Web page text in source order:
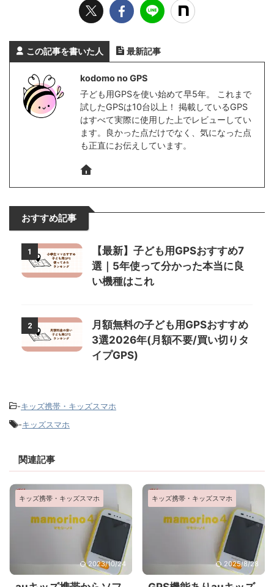
この記事を書いた人 最新記事
kodomo no GPS
子ども用GPSを使い始めて早5年。 これまで
試したGPSは10台以上！ 掲載しているGPS
はすべて実際に使用した上でレビューしてい
ます。良かった点だけでなく、気になった点
も正直にお伝えしています。
おすすめ記事
1
【最新】子ども用GPSおすすめ7
選｜5年使って分かった本当に良
い機種はこれ
2
月額無料の子ども用GPSおすすめ
3選2026年(月額不要/買い切りタ
イプGPS)
-キッズ携帯・キッズスマホ
-キッズスマホ
関連記事
キッズ携帯・キッズスマホ
2023/10/24
キッズ携帯・キッズスマホ
2025/8/28